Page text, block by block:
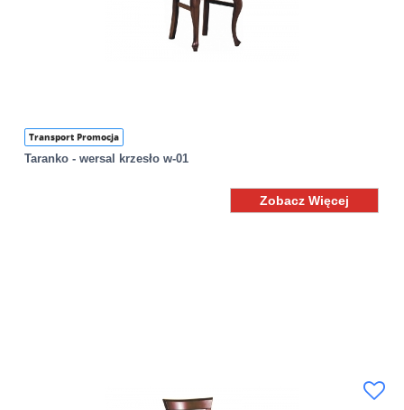
Transport Promocja
Taranko - wersal krzesło w-01
Zobacz Więcej